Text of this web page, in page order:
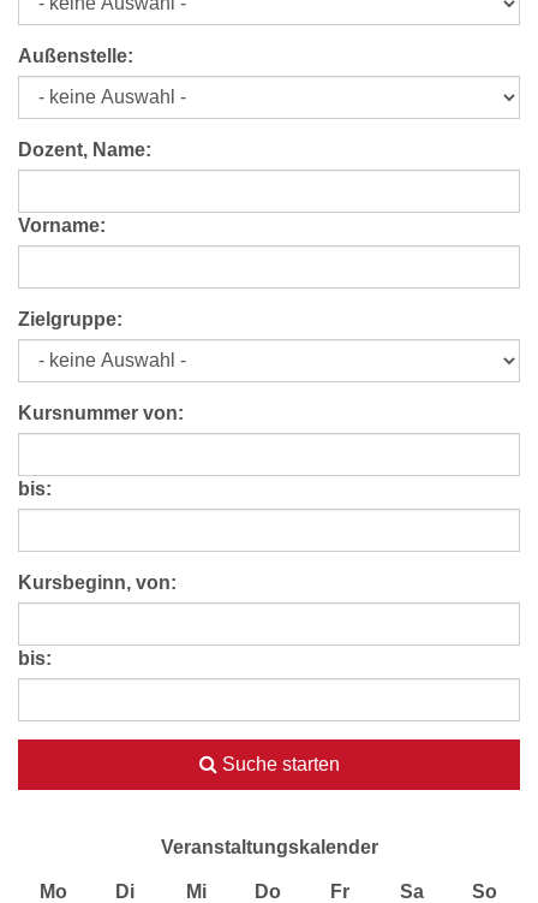
Außenstelle:
Dozent, Name:
Vorname:
Zielgruppe:
Kursnummer von:
bis:
Kursbeginn, von:
bis:
Suche starten
Veranstaltungskalender
Mo Di Mi Do Fr Sa
So